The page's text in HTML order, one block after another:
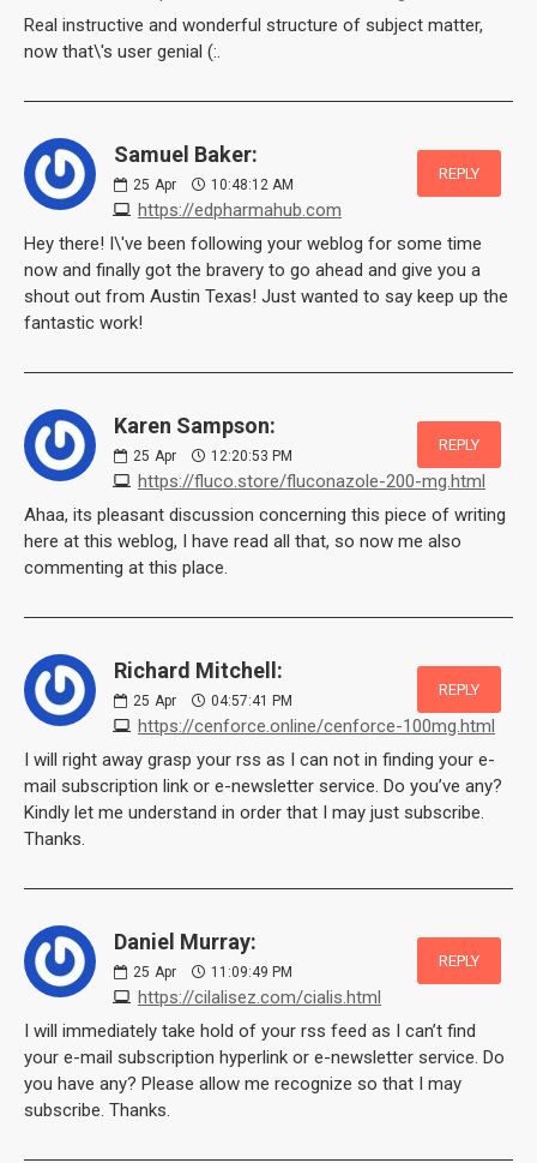
Real instructive and wonderful structure of subject matter,
now that\'s user genial (:.
Samuel Baker:
25 Apr 10:48:12 AM
https://edpharmahub.com
REPLY
Hey there! I\'ve been following your weblog for some time
now and finally got the bravery to go ahead and give you a
shout out from Austin Texas! Just wanted to say keep up the
fantastic work!
Karen Sampson:
25 Apr 12:20:53 PM
https://fluco.store/fluconazole-200-mg.html
REPLY
Ahaa, its pleasant discussion concerning this piece of writing
here at this weblog, I have read all that, so now me also
commenting at this place.
Richard Mitchell:
25 Apr 04:57:41 PM
https://cenforce.online/cenforce-100mg.html
REPLY
I will right away grasp your rss as I can not in finding your e-
mail subscription link or e-newsletter service. Do you’ve any?
Kindly let me understand in order that I may just subscribe.
Thanks.
Daniel Murray:
25 Apr 11:09:49 PM
https://cilalisez.com/cialis.html
REPLY
I will immediately take hold of your rss feed as I can’t find
your e-mail subscription hyperlink or e-newsletter service. Do
you have any? Please allow me recognize so that I may
subscribe. Thanks.